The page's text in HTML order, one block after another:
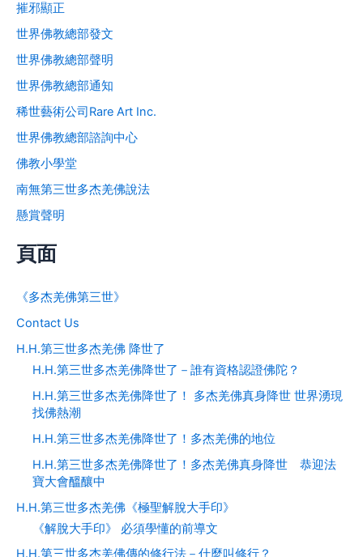
摧邪顯正
世界佛教總部發文
世界佛教總部聲明
世界佛教總部通知
稀世藝術公司Rare Art Inc.
世界佛教總部諮詢中心
佛教小學堂
南無第三世多杰羌佛說法
懸賞聲明
頁面
《多杰羌佛第三世》
Contact Us
H.H.第三世多杰羌佛 降世了
H.H.第三世多杰羌佛降世了－誰有資格認證佛陀？
H.H.第三世多杰羌佛降世了！ 多杰羌佛真身降世 世界湧現
找佛熱潮
H.H.第三世多杰羌佛降世了！多杰羌佛的地位
H.H.第三世多杰羌佛降世了！多杰羌佛真身降世 恭迎法
寶大會醞釀中
H.H.第三世多杰羌佛《極聖解脫大手印》
《解脫大手印》 必須學懂的前導文